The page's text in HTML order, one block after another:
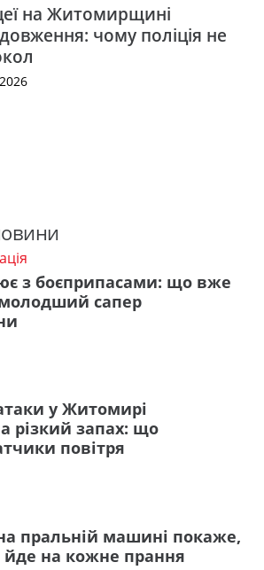
на Житомирщині
чому поліція не
з боєприпасами: що вже
сапер
у Житомирі
різкий запах: що
повітря
пральній машині покаже,
йде на кожне прання